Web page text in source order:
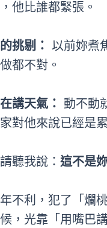
他比誰都緊張。
挑剔： 以前妳煮
都不對。
講天氣： 動不動
對他來說已經是
聽我說： 這不是
不利，犯了「爛桃
，光靠「用嘴巴